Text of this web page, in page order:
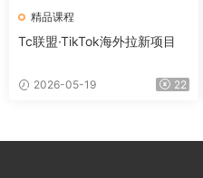
精品课程
Tc联盟·TikTok海外拉新项目
2026-05-19 22